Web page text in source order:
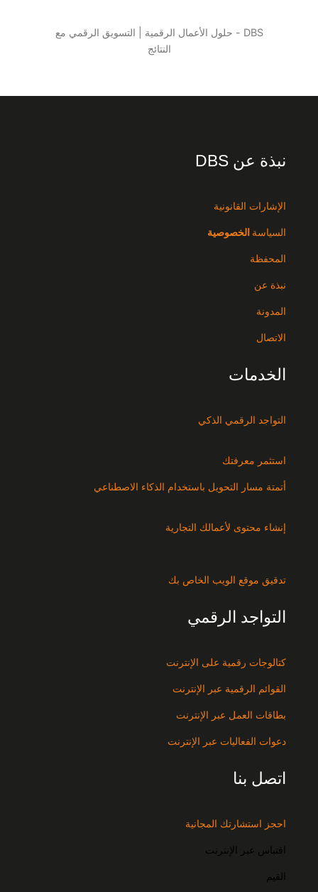
DBS - حلول الأعمال الرقمية | التسويق الرقمي مع
النتائج
نبذة عن DBS
الإشارات القانونية
السياسة الخصوصية
المحفظة
نبذة عن
المدونة
الاتصال
الخدمات
التواجد الرقمي الذكي
استثمر معرفتك
أتمتة مسار التحويل باستخدام الذكاء الاصطناعي
إنشاء محتوى لأعمالك التجارية
تدقيق موقع الويب الخاص بك
التواجد الرقمي
كتالوجات رقمية على الإنترنت
القوائم الرقمية عبر الإنترنت
بطاقات العمل عبر الإنترنت
دعوات الفعاليات عبر الإنترنت
اتصل بنا
احجز استشارتك المجانية
اقتباس عبر الإنترنت
القيم